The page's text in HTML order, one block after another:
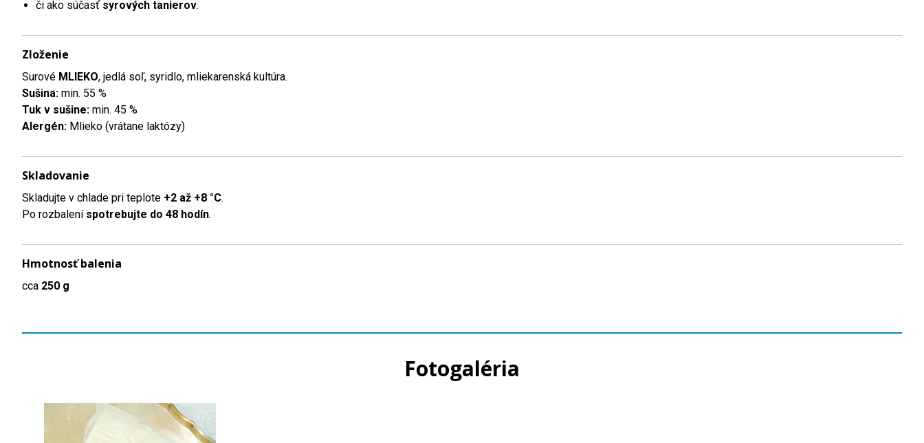
či ako súčasť syrových tanierov.
Zloženie
Surové MLIEKO, jedlá soľ, syridlo, mliekarenská kultúra.
Sušina: min. 55 %
Tuk v sušine: min. 45 %
Alergén: Mlieko (vrátane laktózy)
Skladovanie
Skladujte v chlade pri teplote +2 až +8 °C.
Po rozbalení spotrebujte do 48 hodín.
Hmotnosť balenia
cca 250 g
Fotogaléria